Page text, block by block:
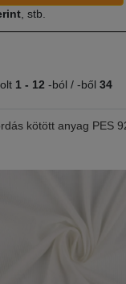
, stb.
1 - 12 -ból / -ből 34
kötött anyag PES